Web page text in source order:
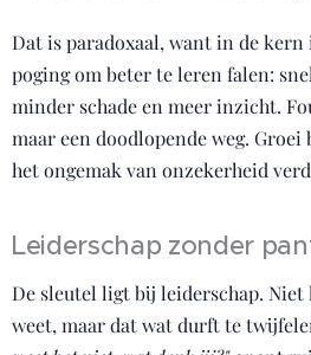
Dat is paradoxaal, want in de
poging om beter te leren falen:
minder schade en meer inzicht.
maar een doodlopende weg. Groei
het ongemak van onzekerheid
Leiderschap zonder
De sleutel ligt bij leiderschap. Niet
weet, maar dat wat durft te